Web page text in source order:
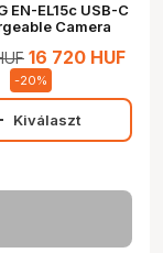
EN-EL15c USB-C
Camera
16 720 HUF
-20%
Kiválaszt